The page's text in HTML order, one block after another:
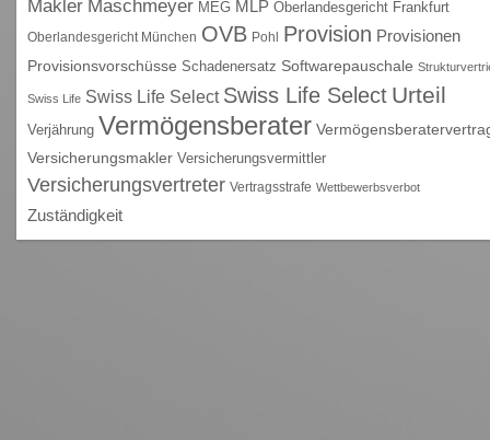
Makler Maschmeyer MEG MLP Oberlandesgericht Frankfurt
Oberlandesgericht München OVB Pohl Provision Provisionen
Provisionsvorschüsse Schadenersatz Softwarepauschale
Swiss Life Swiss Life Select Swiss Life Select Urteil
Verjährung Vermögensberater
Versicherungsmakler Versicherungsvermittler
Versicherungsvertreter Vertragsstrafe Wettbewerbsverbot
Zuständigkeit